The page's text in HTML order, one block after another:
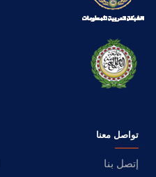
تواصل معنا
إتصل بنا